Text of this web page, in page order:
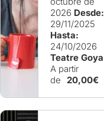
2026 Desde:
29/11/2025
Hasta:
24/10/2026
Teatre Goya
A partir
de
20,00€